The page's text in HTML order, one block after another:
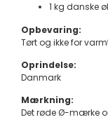
1 kg danske
Opbevaring:
Tørt og ikke for
Oprindelse:
Danmark
Mærkning:
Det røde Ø-mærke